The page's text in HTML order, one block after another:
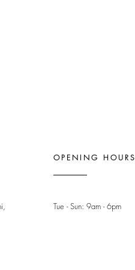
OPENING HOURS
Tue - Sun: 9am - 6pm ​